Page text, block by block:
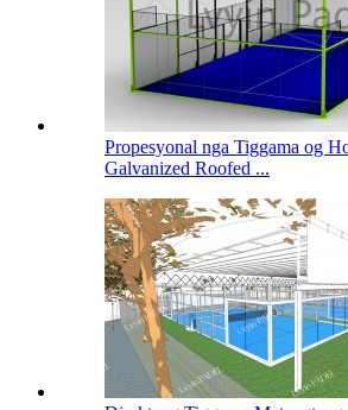
Propesyonal nga Tiggama og
Galvanized Roofed ...